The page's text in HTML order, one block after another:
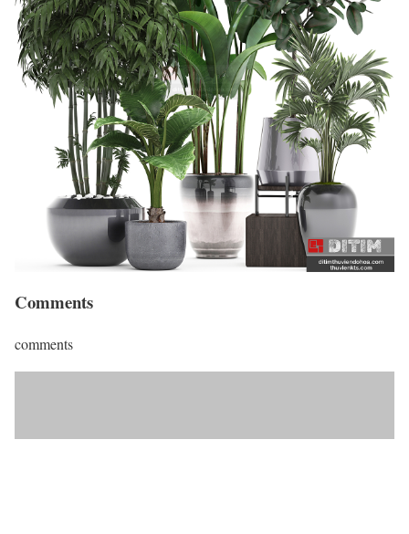
Comments
comments